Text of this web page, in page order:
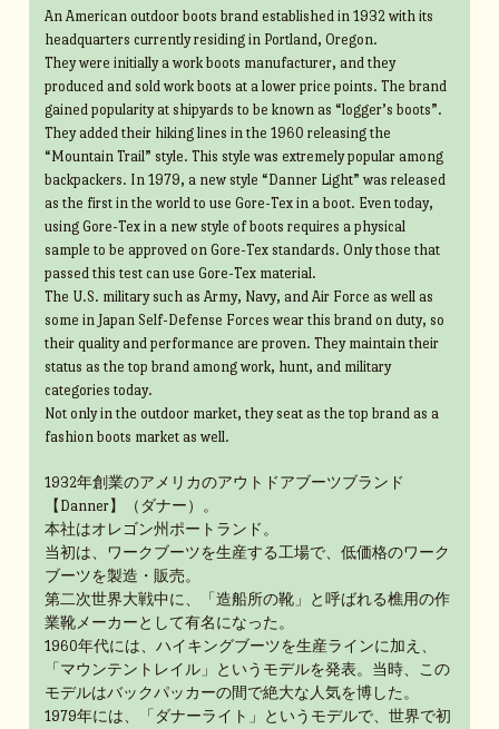
An American outdoor boots brand established in 1932 with its
headquarters currently residing in Portland, Oregon.
They were initially a work boots manufacturer, and they
produced and sold work boots at a lower price points. The brand
gained popularity at shipyards to be known as “logger’s boots”.
They added their hiking lines in the 1960 releasing the
“Mountain Trail” style. This style was extremely popular among
backpackers. In 1979, a new style “Danner Light” was released
as the first in the world to use Gore-Tex in a boot. Even today,
using Gore-Tex in a new style of boots requires a physical
sample to be approved on Gore-Tex standards. Only those that
passed this test can use Gore-Tex material.
The U.S. military such as Army, Navy, and Air Force as well as
some in Japan Self-Defense Forces wear this brand on duty, so
their quality and performance are proven. They maintain their
status as the top brand among work, hunt, and military
categories today.
Not only in the outdoor market, they seat as the top brand as a
fashion boots market as well.
1932年創業のアメリカのアウトドアブーツブランド
【Danner】（ダナー）。
本社はオレゴン州ポートランド。
当初は、ワークブーツを生産する工場で、低価格のワーク
ブーツを製造・販売。
第二次世界大戦中に、「造船所の靴」と呼ばれる樵用の作
業靴メーカーとして有名になった。
1960年代には、ハイキングブーツを生産ラインに加え、
「マウンテントレイル」というモデルを発表。当時、この
モデルはバックパッカーの間で絶大な人気を博した。
1979年には、「ダナーライト」というモデルで、世界で初